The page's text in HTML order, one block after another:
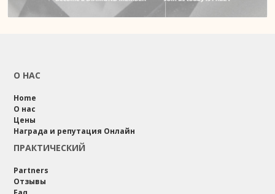
О НАС
Home
О нас
Цены
Награда и репутация Онлайн
ПРАКТИЧЕСКИЙ
Partners
Отзывы